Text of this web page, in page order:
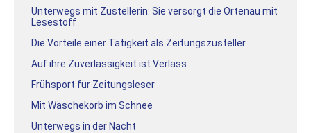
Unterwegs mit Zustellerin: Sie versorgt die Ortenau mit
Lesestoff
Die Vorteile einer Tätigkeit als Zeitungszusteller
Auf ihre Zuverlässigkeit ist Verlass
Frühsport für Zeitungsleser
Mit Wäschekorb im Schnee
Unterwegs in der Nacht